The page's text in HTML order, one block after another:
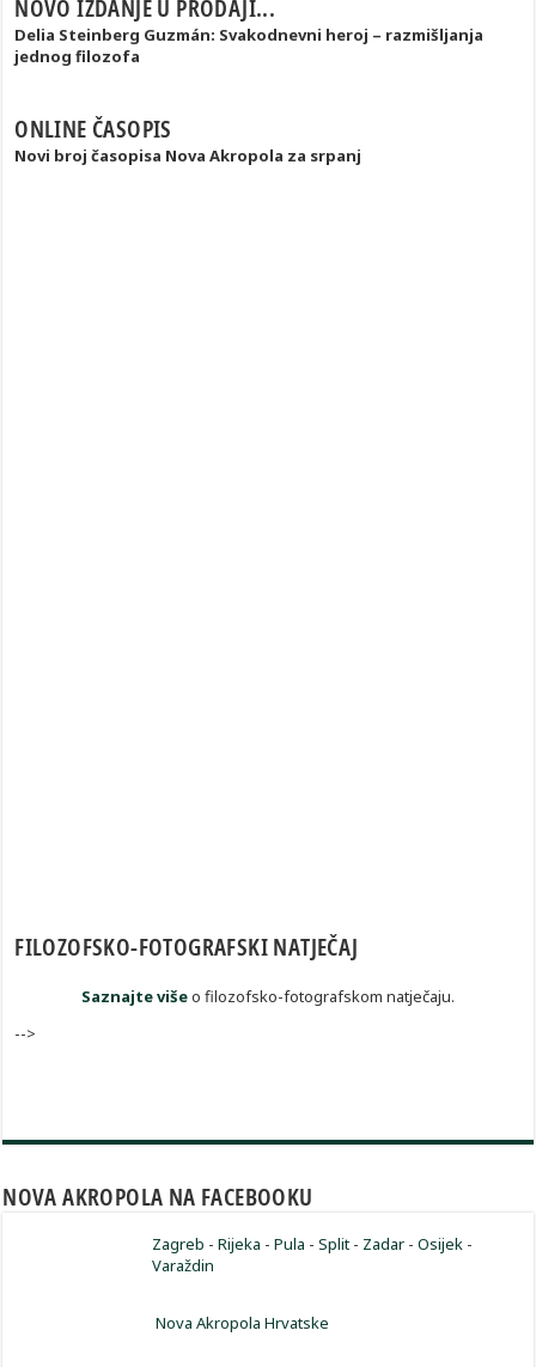
NOVO IZDANJE U PRODAJI...
Delia Steinberg Guzmán: Svakodnevni heroj – razmišljanja
jednog filozofa
ONLINE ČASOPIS
Novi broj časopisa Nova Akropola za srpanj
FILOZOFSKO-FOTOGRAFSKI NATJEČAJ
Saznajte višeo filozofsko-fotografskom natječaju.
-->
NOVA AKROPOLA NA FACEBOOKU
Zagreb -Rijeka -Pula -Split - Zadar -Osijek -
Varaždin
Nova Akropola Hrvatske